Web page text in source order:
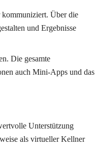
kommuniziert. Über die
und Ergebnisse
Die gesamte
auch Mini-Apps und das
Unterstützung
als virtueller Kellner